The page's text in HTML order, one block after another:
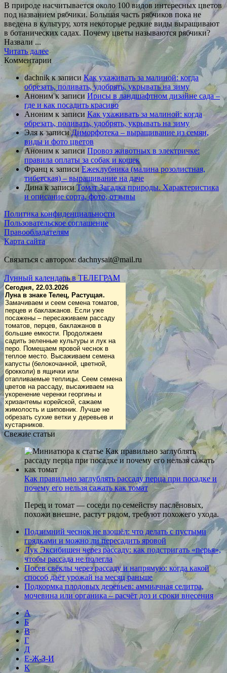
В природе насчитывается около 100 видов интересных цветов
под названием рябчики. Большая часть рябчиков пока не
введена в культуру, хотя некоторые редкие виды выращивают
в ботанических садах. Почему цветы называются рябчики?
Назвали ...
Читать далее
Комментарии
dachnikк записи Как ухаживать за малиной: когда
обрезать, поливать, удобрять, укрывать на зиму
Анонимк записи Ирисы в ландшафтном дизайне сада –
где и как посадить красиво
Аноним к записи Как ухаживать за малиной: когда
обрезать, поливать, удобрять, укрывать на зиму
Эляк записиДиморфотека – выращивание из семян,
виды и фото цветов
Аноним к записи Провоз животных в электричке:
правила оплаты за собак и кошек
Франц к записи Ежеклубника (малина розолистная,
тибетская) – выращивание на даче
Дина к записиТомат Загадка природы. Характеристика
и описание сорта, фото, отзывы
Политика конфиденциальности
Пользовательское соглашение
Правообладателям
Карта сайта
Связаться с автором: dachnysait@mail.ru
Лунный календарь в ТЕЛЕГРАМ
Сегодня, 22.03.2026
Луна в знаке Телец, Растущая.
Замачиваем и сеем семена томатов,
перцев и баклажанов. Если уже
посажены – пересаживаем рассаду
томатов, перцев, баклажанов в
большие емкости. Продолжаем
садить зеленные культуры и лук на
перо. Помещаем яровой чеснок в
теплое место. Высаживаем семена
капусты (белокочанной, цветной,
брокколи) в ящички или
отапливаемые теплицы. Сеем семена
цветов на рассаду, высаживаем на
укоренение черенки георгины и
хризантемы корейской, сажаем
жимолость и шиповник. Лучше не
обрезать сухие ветки у деревьев и
кустарников.
Свежие статьи
Как правильно заглублять рассаду перца при посадке и
почему его нельзя сажать как томат
Перец и томат — соседи по семейству паслёновых,
похожи внешне, растут рядом, требуют похожего ухода.
Подзимний чеснок не взошёл: что делать с пустыми
грядками и можно ли пересадить яровой
Лук Эксибишен через рассаду: как подстригать «перья»,
чтобы рассада не полегла
Посев свёклы через рассаду и напрямую: когда какой
способ даёт урожай на месяц раньше
Подкормка плодовых деревьев: аммиачная селитра,
мочевина или органика – расчёт доз и сроки внесения
А
Б
В
Г
Д
Е-Ж-З-И
К